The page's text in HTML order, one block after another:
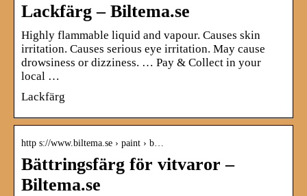
Lackfärg – Biltema.se
Highly flammable liquid and vapour. Causes skin
irritation. Causes serious eye irritation. May cause
drowsiness or dizziness. … Pay & Collect in your
local …
Lackfärg
http s://www.biltema.se › paint › b…
Bättringsfärg för vitvaror –
Biltema.se